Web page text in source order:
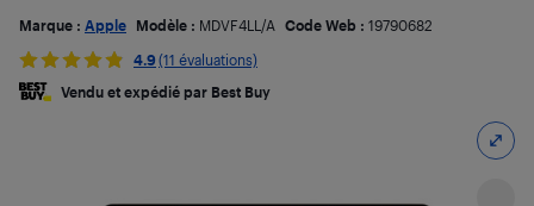
Marque : Apple Modèle : MDVF4LL/A Code Web : 19790682
4.9 (11 évaluations)
Vendu et expédié par Best Buy